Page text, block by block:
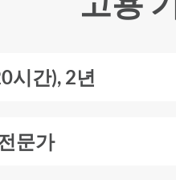
시간), 2년
문가